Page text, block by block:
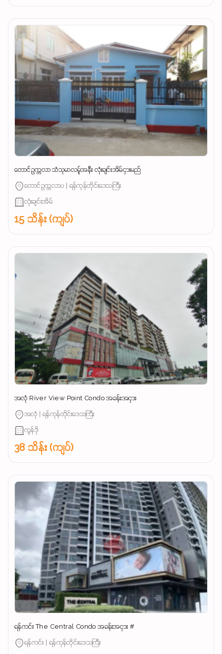
တောင်ဥက္ကလာ သံသုမာလမ်ူအနီး လုံးချင်းအိမ်ငှားမည်
တောင်ဥက္ကလာပ | ရန်ကုန်တိုင်းဒေသကြီး
လုံးချင်းအိမ်
15 သိန်း (ကျပ်)
အလုံ River View Point Condo အခန်းအငှား
အလုံ | ရန်ကုန်တိုင်းဒေသကြီး
ကွန်ဒို
38 သိန်း (ကျပ်)
ရန်ကင်း The Central Condo အခန်းအငှား #
ရန်ကင်း | ရန်ကုန်တိုင်းဒေသကြီး